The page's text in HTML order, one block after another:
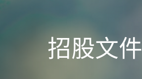
招股文件